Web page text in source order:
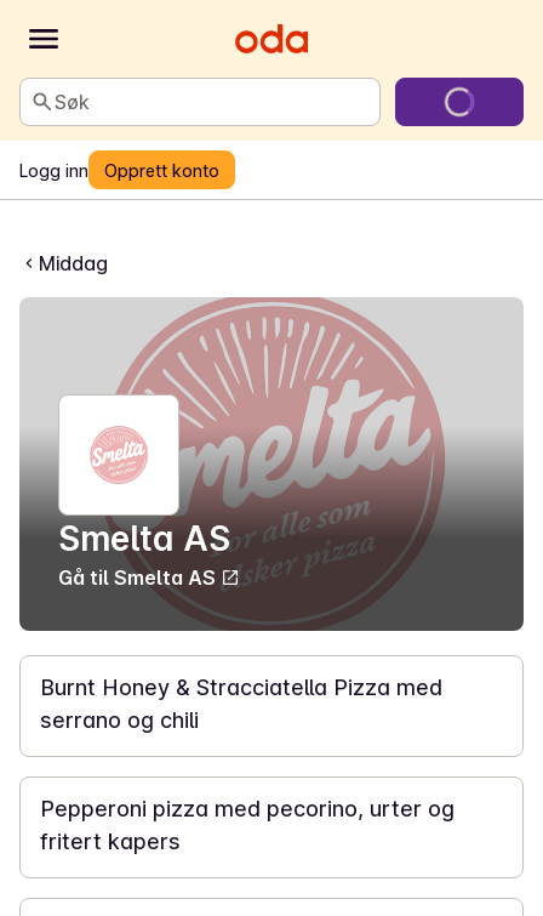
Søk
Logg inn Opprett konto
Middag
Smelta AS
Gå til Smelta AS
35 min
Burnt Honey & Stracciatella Pizza med
serrano og chili
25 min
Pepperoni pizza med pecorino, urter og
fritert kapers
35 min